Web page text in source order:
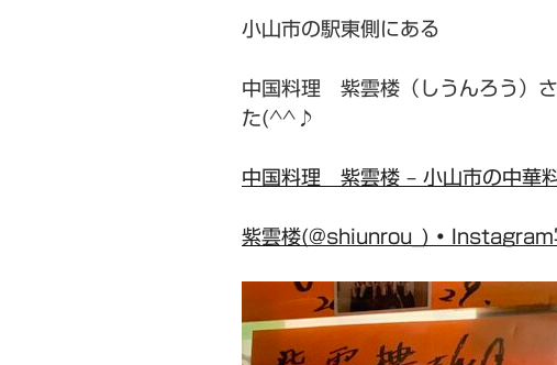
小山市の駅東側にある
中国料理 紫雲楼（しうんろう）
た(^^♪
中国料理 紫雲楼 – 小山市の中華
紫雲楼(@shiunrou_) • Instagram